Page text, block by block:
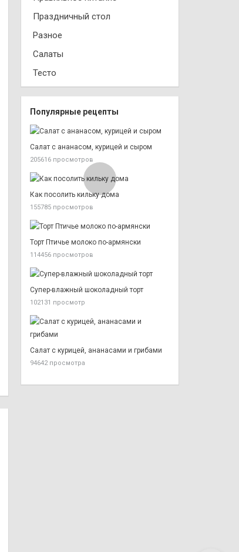
Праздничный стол
Разное
Салаты
Тесто
Популярные рецепты
Салат с ананасом, курицей и сыром
205616 просмотров
Как посолить кильку дома
155785 просмотров
Торт Птичье молоко по-армянски
114456 просмотров
Супер-влажный шоколадный торт
102131 просмотр
Салат с курицей, ананасами и грибами
94642 просмотра